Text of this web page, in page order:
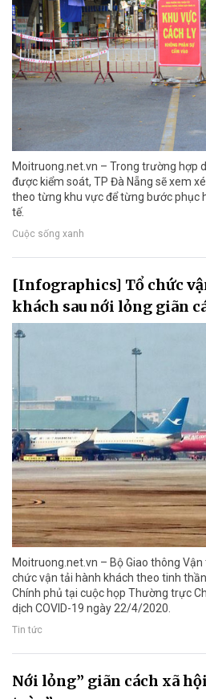
Moitruong.net.vn – Trong trường hợp
được kiểm soát, TP Đà Nẵng sẽ xem
theo từng khu vực để từng bước phục
tế.
Cuộc sống xanh
[Infographics] Tổ chức
khách sau nới lỏng giãn
Moitruong.net.vn – Bộ Giao thông
chức vận tải hành khách theo tinh
Chính phủ tại cuộc họp Thường trực
dịch COVID-19 ngày 22/4/2020.
Tin tức
Nới lỏng” giãn cách xã